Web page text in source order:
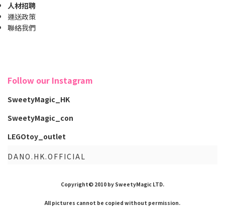
人材招聘
運送政策
聯絡我們
Follow our Instagram
SweetyMagic_HK
SweetyMagic_con
LEGOtoy_outlet
DANO.HK.OFFICIAL
Copyright© 2010 by SweetyMagic LTD.
All pictures cannot be copied without permission.